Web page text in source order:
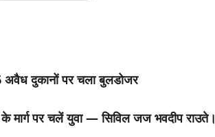
दुकानों पर चला बुलडोजर
मार्ग पर चलें युवा — सिविल जज भवदीप राउते।